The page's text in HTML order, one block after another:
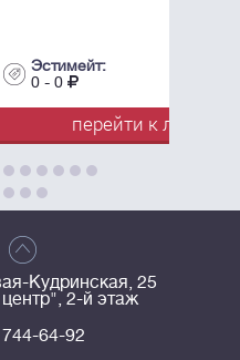
к лоту
Кудринская, 25
2-й этаж
64-92